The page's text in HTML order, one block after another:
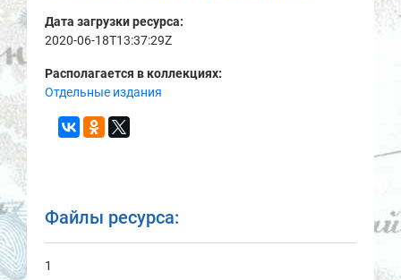
Дата загрузки ресурса:
2020-06-18T13:37:29Z
Располагается в коллекциях:
Отдельные издания
Файлы ресурса:
1